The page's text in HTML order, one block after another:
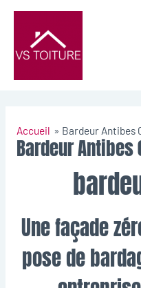
Accueil Bardeur Antibes
Bardeur Antibes
Une façade
pose de